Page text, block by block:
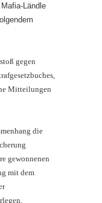
Ländle
gegen
Mitteilungen
die
gewonnenen
mit dem